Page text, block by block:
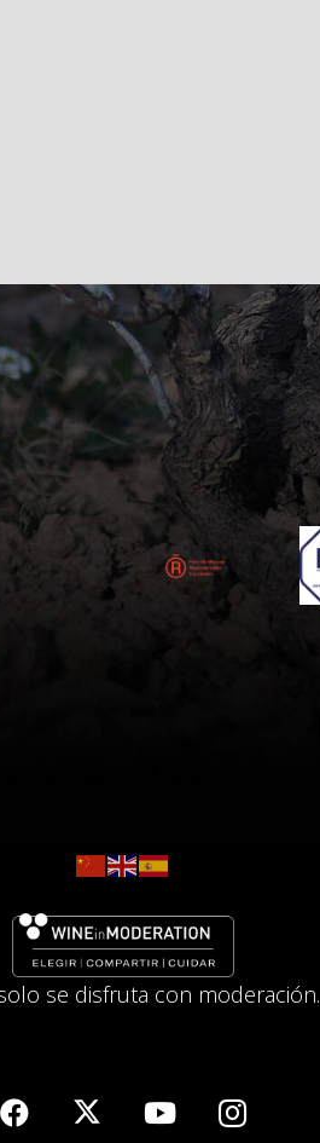
se disfruta con moderación.